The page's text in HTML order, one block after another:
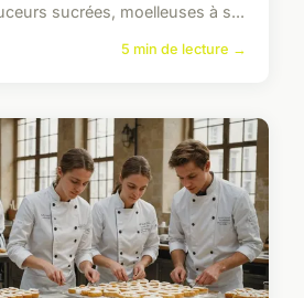
sucrées, moelleuses à s...
5 min de lecture →